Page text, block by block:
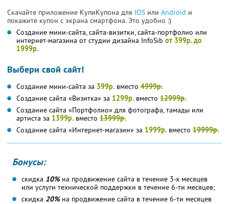
Скачайте приложение КупиКупона для IOS или Android и
покажите купон с экрана смартфона. Это удобно :)
Создание мини-сайта, сайта-визитки, сайта-портфолио или
интернет-магазина от студии дизайна InfoSib от 399р. до
1999р.
Выбери свой сайт!
Создание мини-сайта за 399р. вместо 4999р.
Создание сайта «Визитка» за 1299р. вместо 12999р.
Создание сайта «Портфолио» для фотографа, тамады или
артиста за 1399р. вместо 13999р.
Создание сайта «Интернет-магазин» за 1999р. вместо 19999р.
Бонусы:
скидка 10%на продвижение сайта в течение 3-х месяцев
или услуги технической поддержки в течение 6-ти месяцев;
скидка 20%на продвижение сайта в течение 6-ти месяцев